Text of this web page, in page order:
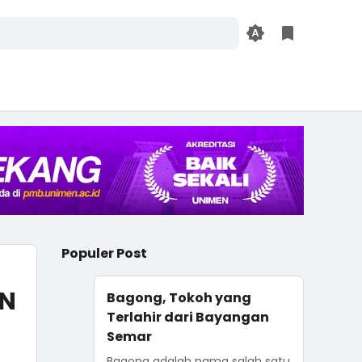
Populer Post
Bagong, Tokoh yang
Terlahir dari Bayangan
Semar